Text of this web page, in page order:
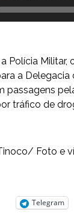
Polícia Militar,
a Delegacia
passagens
tráfico de
Foto e
Telegram